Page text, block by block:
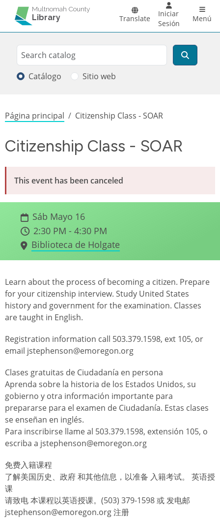
Pasar al contenido principal
Multnomah County
Library Translate
Iniciar
Sesión
Menú
Search
Buscar
Catálogo Sitio web
Sobrescribir enlaces de ayuda a la
Página principal Citizenship Class - SOAR
Citizenship Class - SOAR
This event has been canceled
Sáb Mayo 16
2:30 PM - 4:30 PM
Biblioteca de Holgate
Learn about the process of becoming a citizen. Prepare
for your citizenship interview. Study United States
history and government for the examination. Classes
are taught in English.
Registration information call 503.379.1598, ext 105, or
email jstephenson@emoregon.org
Clases gratuitas de Ciudadanía en persona
Aprenda sobre la historia de los Estados Unidos, su
gobierno y otra información importante para
prepararse para el examen de Ciudadanía. Estas clases
se enseñan en inglés.
Para inscribirse llame al 503.379.1598, extensión 105, o
escriba a jstephenson@emoregon.org
免费入籍课程
了解美国历史、政府 和其他信息，以准备 入籍考试。 英语授
课
请致电 本课程以英语授课。(503) 379-1598 或 发电邮
jstephenson@emoregon.org 注册